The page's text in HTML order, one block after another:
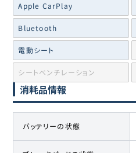
Apple CarPlay
Bluetooth
電動シート
シートベンチレーション
消耗品情報
バッテリーの状態